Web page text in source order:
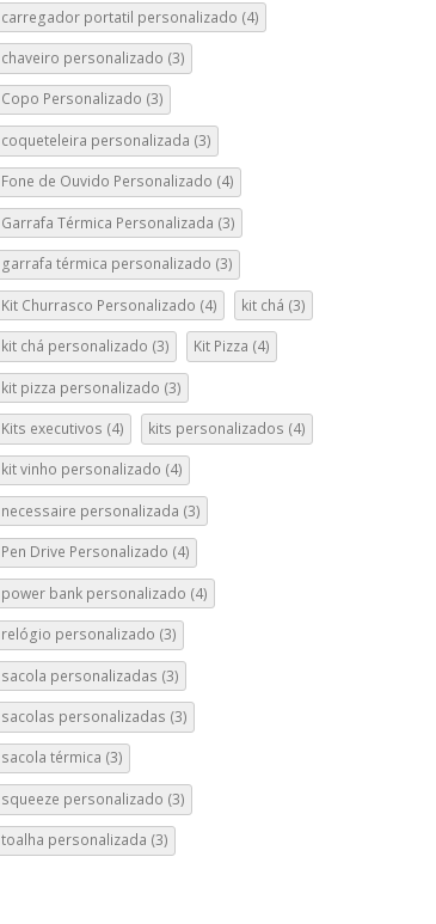
carregador portatil personalizado (4)
chaveiro personalizado (3)
Copo Personalizado (3)
coqueteleira personalizada (3)
Fone de Ouvido Personalizado (4)
Garrafa Térmica Personalizada (3)
garrafa térmica personalizado (3)
Kit Churrasco Personalizado (4) kit chá (3)
kit chá personalizado (3) Kit Pizza (4)
kit pizza personalizado (3)
Kits executivos (4) kits personalizados (4)
kit vinho personalizado (4)
necessaire personalizada (3)
Pen Drive Personalizado (4)
power bank personalizado (4)
relógio personalizado (3)
sacola personalizadas (3)
sacolas personalizadas (3)
sacola térmica (3)
squeeze personalizado (3)
toalha personalizada (3)